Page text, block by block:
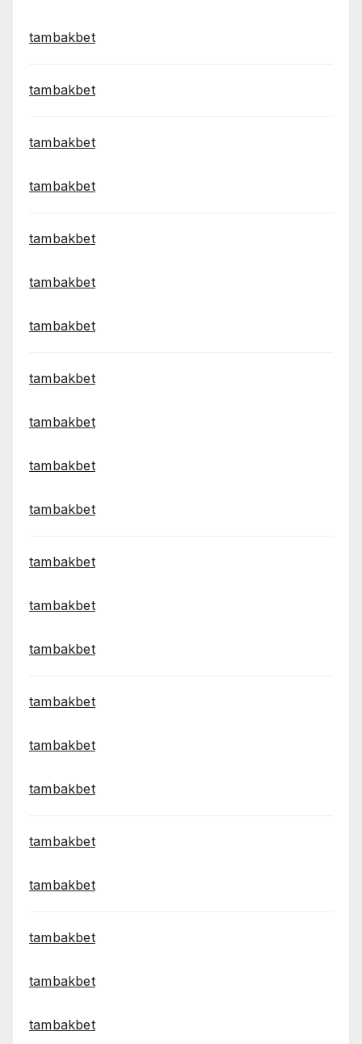
tambakbet
tambakbet
tambakbet
tambakbet
tambakbet
tambakbet
tambakbet
tambakbet
tambakbet
tambakbet
tambakbet
tambakbet
tambakbet
tambakbet
tambakbet
tambakbet
tambakbet
tambakbet
tambakbet
tambakbet
tambakbet
tambakbet